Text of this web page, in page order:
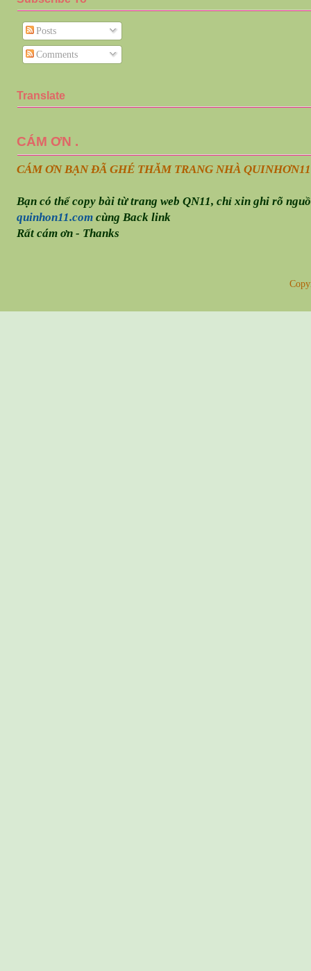
Posts
Comments
Translate
CÁM ƠN .
CÁM ƠN BẠN ĐÃ GHÉ THĂM TRANG NHÀ QUINHƠN
Bạn có thể copy bài từ trang web QN11, chỉ xin ghi rõ
quinhon11.comcùng Back link
Rất cám ơn - Thanks